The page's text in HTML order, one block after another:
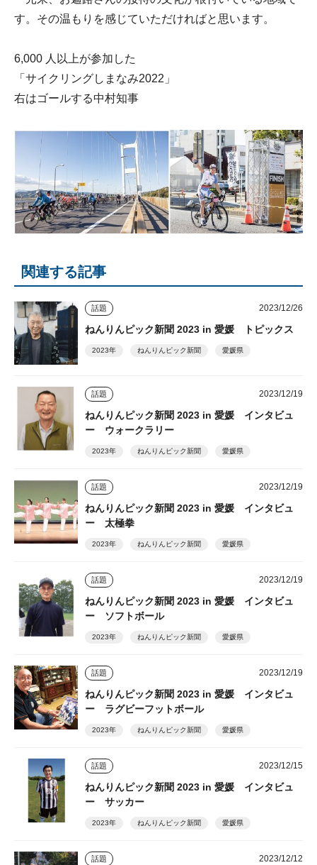
す。その温もりを感じていただければと思います。
6,000 人以上が参加した
「サイクリングしまなみ2022」
右はゴールする中村知事
関連する記事
話題 2023/12/26
ねんりんピック新聞 2023 in 愛媛 トピックス
2023年 ねんりんピック新聞 愛媛県
話題 2023/12/19
ねんりんピック新聞 2023 in 愛媛 インタビュ
ー ウォークラリー
2023年 ねんりんピック新聞 愛媛県
話題 2023/12/19
ねんりんピック新聞 2023 in 愛媛 インタビュ
ー 太極拳
2023年 ねんりんピック新聞 愛媛県
話題 2023/12/19
ねんりんピック新聞 2023 in 愛媛 インタビュ
ー ソフトボール
2023年 ねんりんピック新聞 愛媛県
話題 2023/12/19
ねんりんピック新聞 2023 in 愛媛 インタビュ
ー ラグビーフットボール
2023年 ねんりんピック新聞 愛媛県
話題 2023/12/15
ねんりんピック新聞 2023 in 愛媛 インタビュ
ー サッカー
2023年 ねんりんピック新聞 愛媛県
話題 2023/12/12